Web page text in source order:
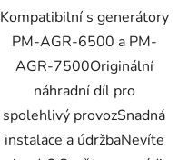
Kompatibilní s generátory
PM-AGR-6500 a PM-
AGR-7500Originální
náhradní díl pro
spolehlivý provozSnadná
instalace a údržbaNevíte